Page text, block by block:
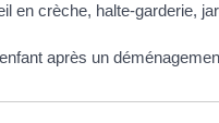
en crèche, halte-garderie,
après un